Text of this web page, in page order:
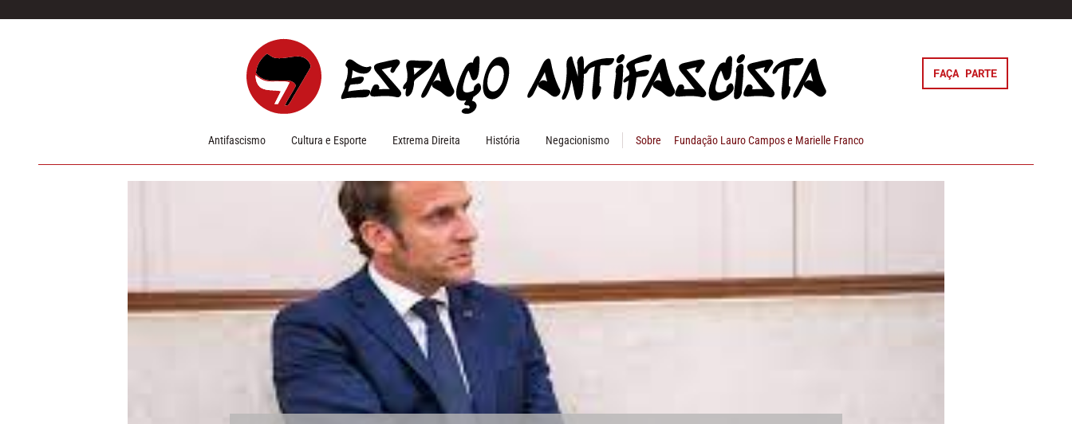
FAÇA PARTE
Antifascismo Cultura e Esporte Extrema Direita História Negacionismo Sobre Fundação Lauro Campos e Marielle Franco